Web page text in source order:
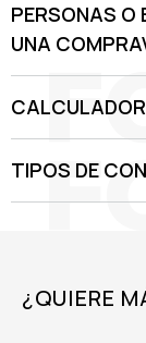
PERSONAS O
UNA
TIPOS DE
¿QUIERE